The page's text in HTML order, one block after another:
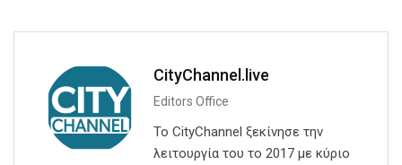
CityChannel.live
Editors Office
Το CityChannel ξεκίνησε την
λειτουργία του το 2017 με κύριο